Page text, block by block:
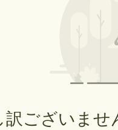
訳ございませ